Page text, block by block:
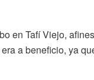
en Tafí Viejo,
a beneficio, ya